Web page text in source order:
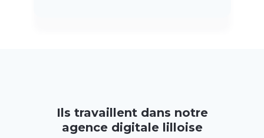
Ils travaillent dans notre
agence digitale lilloise